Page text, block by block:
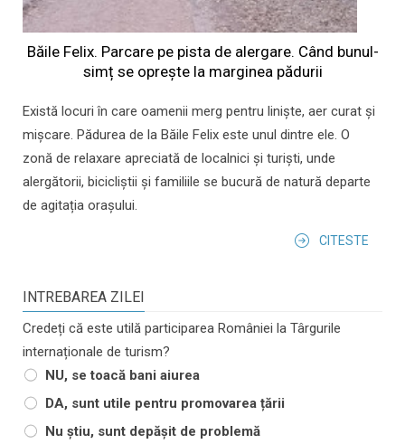
Băile Felix. Parcare pe pista de alergare. Când bunul-
simț se oprește la marginea pădurii
Există locuri în care oamenii merg pentru liniște, aer curat și
mișcare. Pădurea de la Băile Felix este unul dintre ele. O
zonă de relaxare apreciată de localnici și turiști, unde
alergătorii, bicicliștii și familiile se bucură de natură departe
de agitația orașului.
CITESTE
INTREBAREA ZILEI
Credeți că este utilă participarea României la Târgurile
internaționale de turism?
NU, se toacă bani aiurea
DA, sunt utile pentru promovarea țării
Nu știu, sunt depășit de problemă